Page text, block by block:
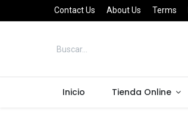
Contact Us About Us Terms
Inicio Tienda Online